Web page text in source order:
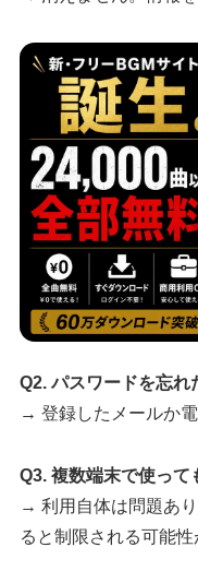
Q2. パスワードを忘れ
→ 登録したメールか
Q3. 複数端末で使って
→ 利用自体は問題あ
ると制限される可能性